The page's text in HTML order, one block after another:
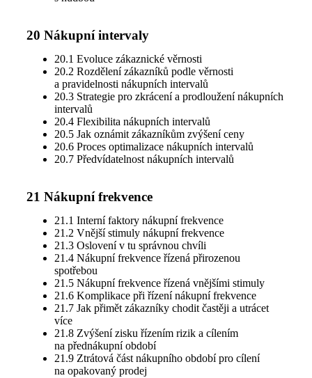
20 Nákupní intervaly
20.1 Evoluce zákaznické věrnosti
20.2 Rozdělení zákazníků podle věrnosti
a pravidelnosti nákupních intervalů
20.3 Strategie pro zkrácení a prodloužení nákupních
intervalů
20.4 Flexibilita nákupních intervalů
20.5 Jak oznámit zákazníkům zvýšení ceny
20.6 Proces optimalizace nákupních intervalů
20.7 Předvídatelnost nákupních intervalů
21 Nákupní frekvence
21.1 Interní faktory nákupní frekvence
21.2 Vnější stimuly nákupní frekvence
21.3 Oslovení v tu správnou chvíli
21.4 Nákupní frekvence řízená přirozenou
spotřebou
21.5 Nákupní frekvence řízená vnějšími stimuly
21.6 Komplikace při řízení nákupní frekvence
21.7 Jak přimět zákazníky chodit častěji a utrácet
více
21.8 Zvýšení zisku řízením rizik a cílením
na přednákupní období
21.9 Ztrátová část nákupního období pro cílení
na opakovaný prodej